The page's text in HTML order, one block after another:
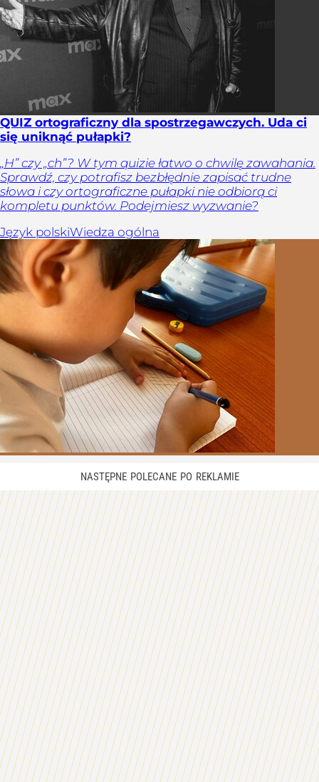
QUIZ ortograficzny dla spostrzegawczych. Uda ci
się uniknąć pułapki?
„H” czy „ch”? W tym quizie łatwo o chwilę zawahania.
Sprawdź, czy potrafisz bezbłędnie zapisać trudne
słowa i czy ortograficzne pułapki nie odbiorą ci
kompletu punktów. Podejmiesz wyzwanie?
Język polskiWiedza ogólna